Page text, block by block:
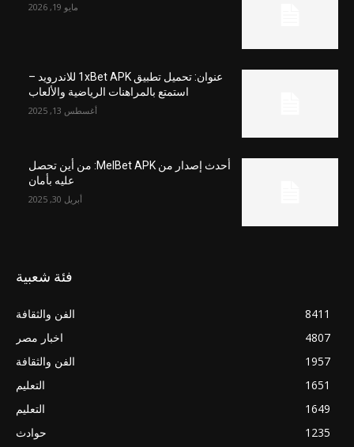
مايو 19, 2026
عنوان: تحميل تطبيق 1xBet APK للاندرويد –
استمتع بالمراهنات الرياضية والألعاب
أغسطس 13, 2025
أحدث إصدار من MelBet APK: من أين تحصل
عليه بأمان
أبريل 30, 2025
فئة شعبية
الفن والثقافة
8411
اخبار مصر
4807
الفن والثقافة
1957
التعليم
1651
التعليم
1649
حوادث
1235